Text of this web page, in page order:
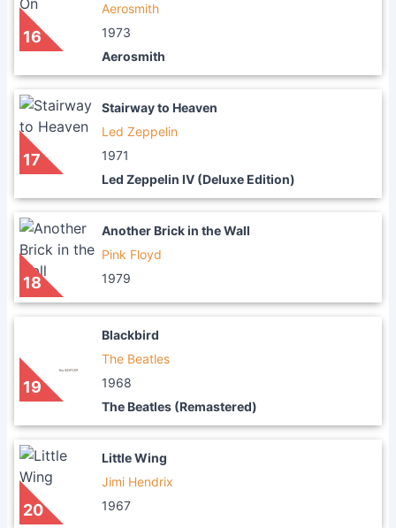
16
Aerosmith
1973
Aerosmith
17
Stairway to Heaven
Led Zeppelin
1971
Led Zeppelin IV (Deluxe Edition)
18
Another Brick in the Wall
Pink Floyd
1979
19
Blackbird
The Beatles
1968
The Beatles (Remastered)
20
Little Wing
Jimi Hendrix
1967